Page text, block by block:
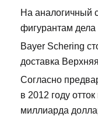
На аналогичный
фигурантам дела
Bayer Schering
доставка
Согласно
в 2012 году
миллиарда